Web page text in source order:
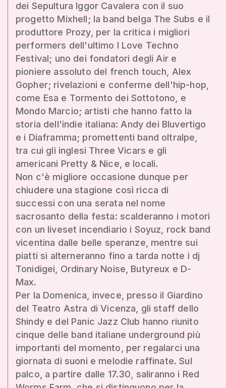
dei Sepultura Iggor Cavalera con il suo
progetto Mixhell; la band belga The Subs e il
produttore Prozy, per la critica i migliori
performers dell'ultimo I Love Techno
Festival; uno dei fondatori degli Air e
pioniere assoluto del french touch, Alex
Gopher; rivelazioni e conferme dell'hip-hop,
come Esa e Tormento dei Sottotono, e
Mondo Marcio; artisti che hanno fatto la
storia dell'indie italiana: Andy dei Bluvertigo
e i Diaframma; promettenti band oltralpe,
tra cui gli inglesi Three Vicars e gli
americani Pretty & Nice, e locali.
Non c'è migliore occasione dunque per
chiudere una stagione così ricca di
successi con una serata nel nome
sacrosanto della festa: scalderanno i motori
con un liveset incendiario i Soyuz, rock band
vicentina dalle belle speranze, mentre sui
piatti si alterneranno fino a tarda notte i dj
Tonidigei, Ordinary Noise, Butyreux e D-
Max.
Per la Domenica, invece, presso il Giardino
del Teatro Astra di Vicenza, gli staff dello
Shindy e del Panic Jazz Club hanno riunito
cinque delle band italiane underground più
importanti del momento, per regalarci una
giornata di suoni e melodie raffinate. Sul
palco, a partire dalle 17.30, saliranno i Red